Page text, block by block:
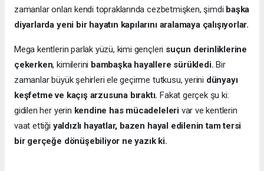
zamanlar onları kendi topraklarında cezbetmişken, şimdi başka
diyarlarda yeni bir hayatın kapılarını aralamaya çalışıyorlar.
Mega kentlerin parlak yüzü, kimi gençleri suçun derinliklerine
çekerken, kimilerini bambaşka hayallere sürükledi. Bir
zamanlar büyük şehirleri ele geçirme tutkusu, yerini dünyayı
keşfetme ve kaçış arzusuna bıraktı. Fakat gerçek şu ki:
gidilen her yerin kendine has mücadelelerivar ve kentlerin
vaat ettiği yaldızlı hayatlar, bazen hayal edilenin tam tersi
bir gerçeğe dönüşebiliyor ne yazık ki.